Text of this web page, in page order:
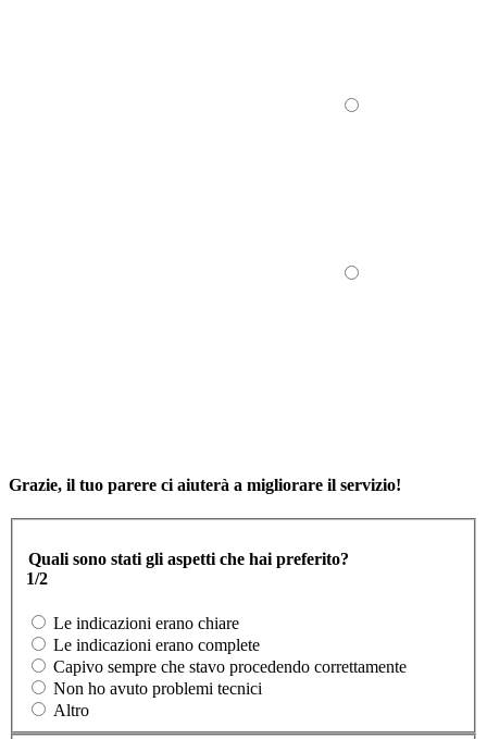
Grazie, il tuo parere ci aiuterà a migliorare il servizio!
Quali sono stati gli aspetti che hai preferito?
1/2
Le indicazioni erano chiare
Le indicazioni erano complete
Capivo sempre che stavo procedendo correttamente
Non ho avuto problemi tecnici
Altro